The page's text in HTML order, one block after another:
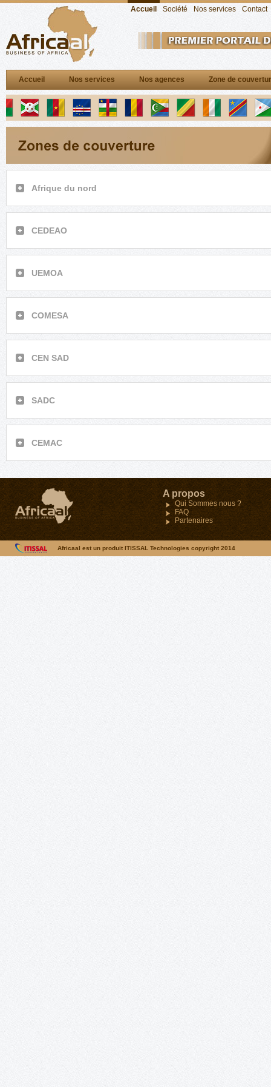
Accueil Société Nos services Contact
Accueil Nos services Nos agences Zone de
Afrique du nord
CEDEAO
UEMOA
COMESA
CEN SAD
SADC
CEMAC
A propos
Qui Sommes nous ?
FAQ
Partenaires
Maroc
34, Angle Avenue Oqba
Oumeir- Agdal-Rabat
Tel : (212)05 37 68 03
Fax : (212) 05 37 68 03
Africaal est un produit ITISSAL Technologies copyright 2014